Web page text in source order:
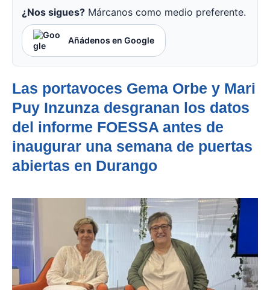
¿Nos sigues? Márcanos como medio preferente.
Añádenos en Google
Las portavoces Gema Orbe y Mari
Puy Inzunza desgranan los datos
del informe FOESSA antes de
inaugurar una semana de puertas
abiertas en Durango